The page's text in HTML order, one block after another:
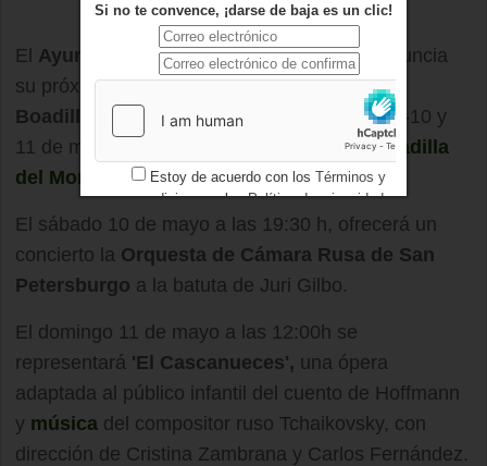
El Ayuntamiento deBoadilladel Monte
anuncia
su próximaprogramacióndelXII Festival
Boadilla Clásicospara este fin de semana, -10 y
11 de mayo- en el Auditorio Municipal deBoadilla
del Monte
(Av. Isabel de Farnesio 16)
El sábado 10 de mayo a las 19:30 h, ofrecerá un
concierto la Orquesta de Cámara Rusa de San
Petersburgo a la batuta de Juri Gilbo.
El domingo 11 de mayo a las 12:00h se
representará 'El Cascanueces', una ópera
adaptada al público infantil del cuento de Hoffmann
y música del compositor ruso Tchaikovsky, con
dirección de Cristina Zambrana y Carlos Fernández.
Si no te convence, ¡darse de baja es un clic!
Estoy de acuerdo con los Términos y
condicionesy losPolítica de privacidad